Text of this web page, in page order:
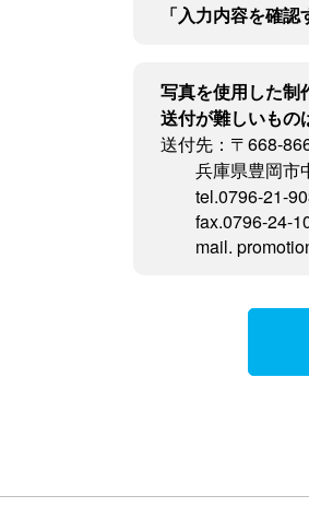
「入力内容を確
写真を使用した制
送付が難しいもの
送付先：〒668-
兵庫県豊岡市
tel.0796-21-
fax.0796-24-
mail.